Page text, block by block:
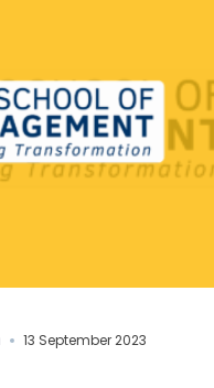
13 September 2023